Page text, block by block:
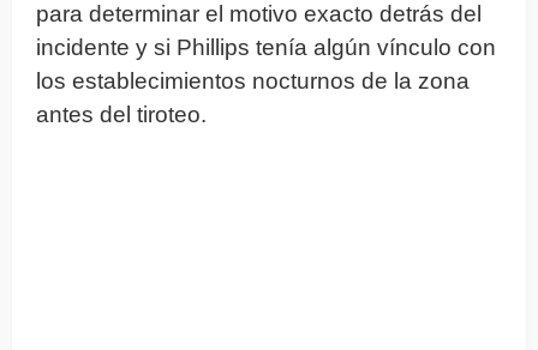
para determinar el motivo exacto detrás del
incidente y si Phillips tenía algún vínculo con
los establecimientos nocturnos de la zona
antes del tiroteo.